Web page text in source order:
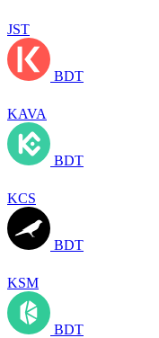
JST
BDT
KAVA
BDT
KCS
BDT
KSM
BDT